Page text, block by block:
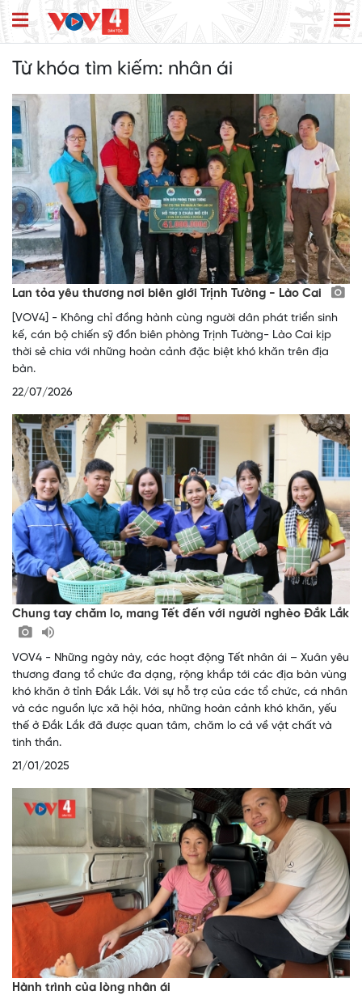
Từ khóa tìm kiếm: nhân ái
Lan tỏa yêu thương nơi biên giới Trịnh Tường - Lào Cai
[VOV4] - Không chỉ đồng hành cùng người dân phát triển sinh
kế, cán bộ chiến sỹ đồn biên phòng Trịnh Tường- Lào Cai kịp
thời sẻ chia với những hoàn cảnh đặc biệt khó khăn trên địa
bàn.
22/07/2026
Chung tay chăm lo, mang Tết đến với người nghèo Đắk Lắk
VOV4 - Những ngày này, các hoạt động Tết nhân ái – Xuân yêu
thương đang tổ chức đa dạng, rộng khắp tới các địa bàn vùng
khó khăn ở tỉnh Đắk Lắk. Với sự hỗ trợ của các tổ chức, cá nhân
và các nguồn lực xã hội hóa, những hoàn cảnh khó khăn, yếu
thế ở Đắk Lắk đã được quan tâm, chăm lo cả về vật chất và
tinh thần.
21/01/2025
Hành trình của lòng nhân ái